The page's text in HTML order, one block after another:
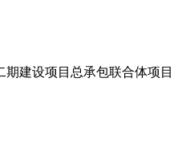
期建设项目总承包联合体项目